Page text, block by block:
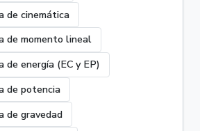
de cinemática
de momento lineal
de energía (EC y EP)
de potencia
de gravedad